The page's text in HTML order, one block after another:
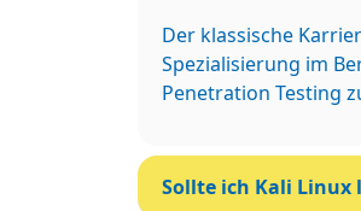
Der klassische
Spezialisierung im
Penetration Testing
Sollte ich Kali Linux